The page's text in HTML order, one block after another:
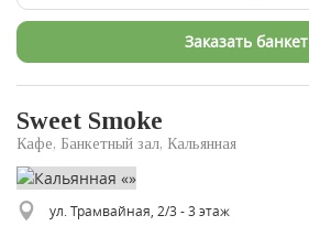
Заказать банкет
Sweet Smoke
Кафе, Банкетный зал, Кальянная
ул. Трамвайная, 2/3 - 3 этаж